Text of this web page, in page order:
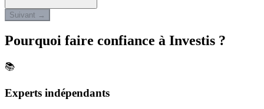
Suivant →
Pourquoi faire confiance à Investis ?
📚
Experts indépendants